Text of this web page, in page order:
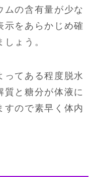
ムの含有量が少な
示をあらかじめ確
ょう。
ってある程度脱水
質と糖分が体液に
すので素早く体内